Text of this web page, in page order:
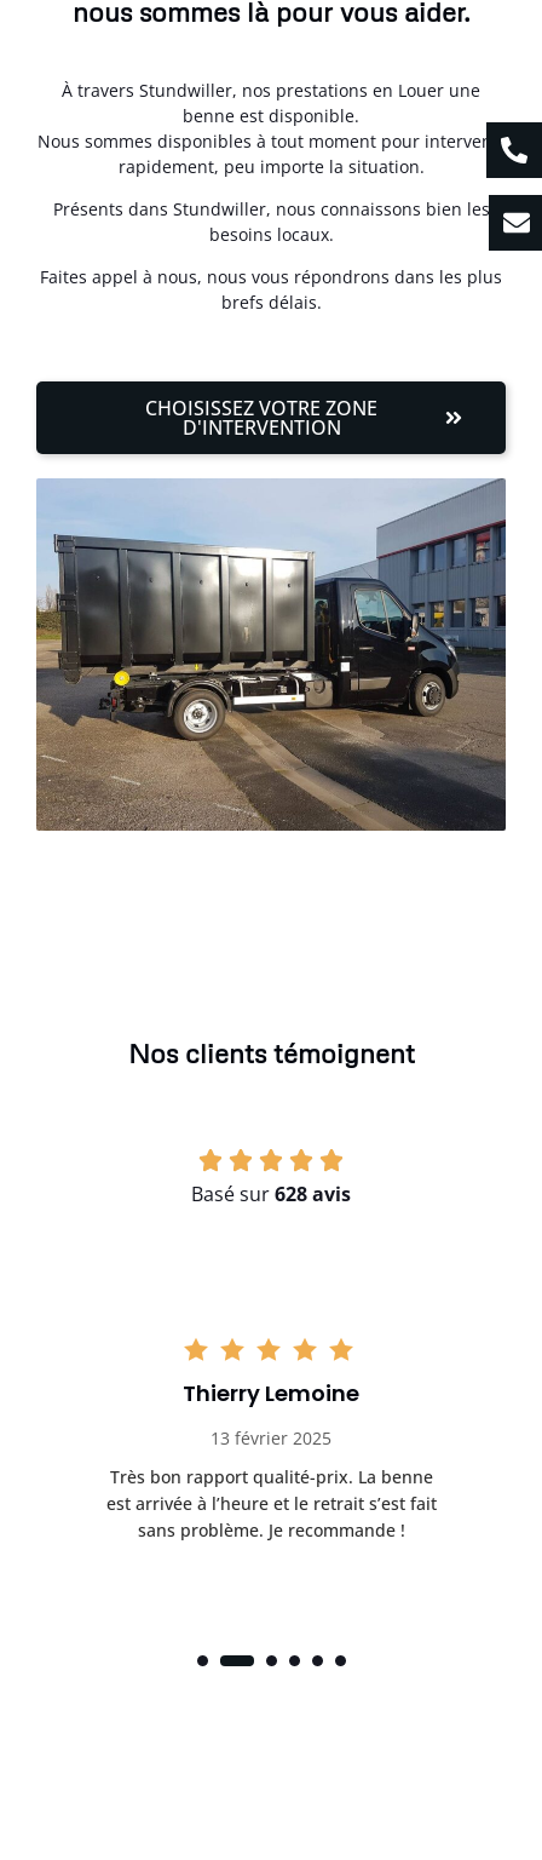
nous sommes là pour vous aider.
À travers Stundwiller, nos prestations en Louer une
benne est disponible.
Nous sommes disponibles à tout moment pour intervenir
rapidement, peu importe la situation.
Présents dans Stundwiller, nous connaissons bien les
besoins locaux.
Faites appel à nous, nous vous répondrons dans les plus
brefs délais.
CHOISISSEZ VOTRE ZONE
D'INTERVENTION
Nos clients témoignent
Basé sur628 avis
Thierry Lemoine
13 février 2025
Très bon rapport qualité-prix. La benne
est arrivée à l’heure et le retrait s’est fait
sans problème. Je recommande !